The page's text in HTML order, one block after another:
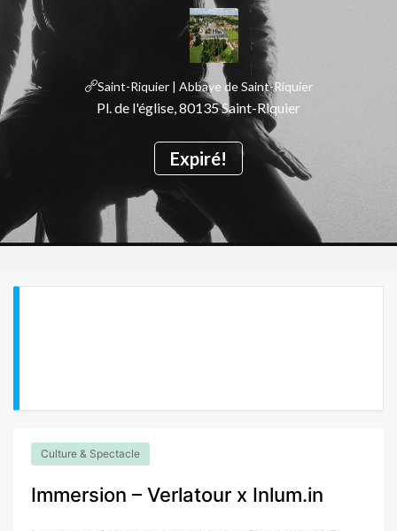
Expiré!
Saint-Riquier | Abbaye de Saint-Riquier
Pl. de l'église, 80135 Saint-Riquier
Culture & Spectacle
Immersion – Verlatour x Inlum.in